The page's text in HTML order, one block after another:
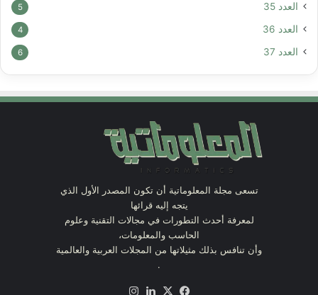
العدد 35 5
العدد 36 4
العدد 37 6
تسعى مجلة المعلوماتية أن تكون المصدر الأول الذي
يتجه إليه قرائها
لمعرفة أحدث التطورات في مجالات التقنية وعلوم
الحاسب والمعلومات،
وأن تنافس بذلك مثيلاتها من المجلات العربية والعالمية
.
فيسبوك
X لينكدإن